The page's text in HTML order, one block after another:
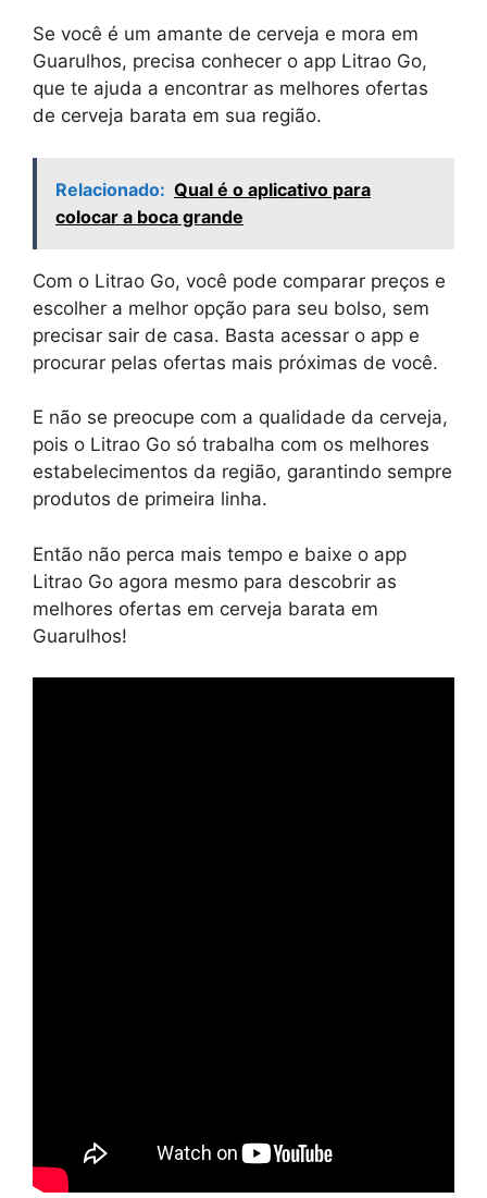
Se você é um amante de cerveja e mora em
Guarulhos, precisa conhecer o app Litrao Go,
que te ajuda a encontrar as melhores ofertas
de cerveja barata em sua região.
Relacionado: Qual é o aplicativo para
colocar a boca grande
Com o Litrao Go, você pode comparar preços e
escolher a melhor opção para seu bolso, sem
precisar sair de casa. Basta acessar o app e
procurar pelas ofertas mais próximas de você.
E não se preocupe com a qualidade da cerveja,
pois o Litrao Go só trabalha com os melhores
estabelecimentos da região, garantindo sempre
produtos de primeira linha.
Então não perca mais tempo e baixe o app
Litrao Go agora mesmo para descobrir as
melhores ofertas em cerveja barata em
Guarulhos!